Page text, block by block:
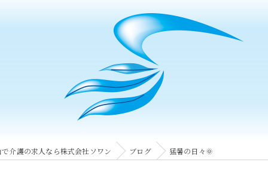
で介護の求人なら株式会社ソワン ブログ 猛暑の日々🌞